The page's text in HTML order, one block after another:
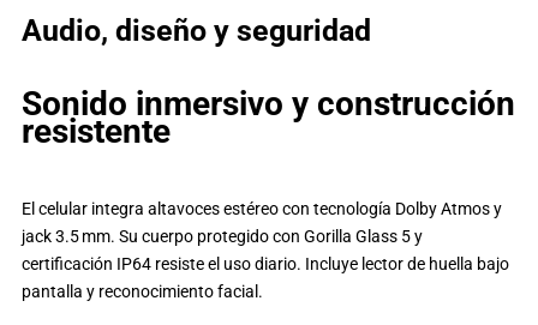
Audio, diseño y seguridad
Sonido inmersivo y construcción
resistente
El celular integra altavoces estéreo con tecnología Dolby Atmos y
jack 3.5 mm. Su cuerpo protegido con Gorilla Glass 5 y
certificación IP64 resiste el uso diario. Incluye lector de huella bajo
pantalla y reconocimiento facial.